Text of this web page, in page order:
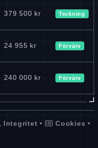
379 500 kr Teckning
24 955 kr Förvärv
240 000 kr Förvärv
Integritet • Cookies •